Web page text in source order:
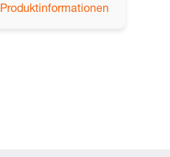
Produktinformationen